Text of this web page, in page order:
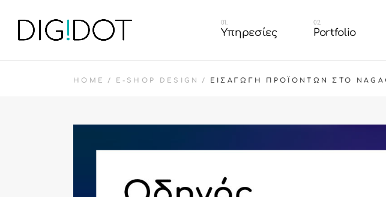
Υπηρεσίες
Graphic Design
Κατασκευή Eshop
Portfolio
Portfolio
Graphic Design
Διαχείριση Social Media
Portfolio Branding &
Design
Portfolio Eshop
HOME E-SHOP DESIGN ΕΙΣΑΓΩΓΉ ΠΡΟΪΌΝΤΩΝ ΣΤΟ